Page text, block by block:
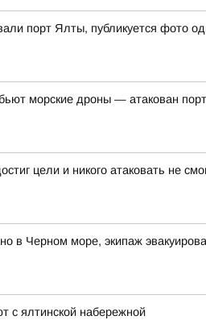
порт Ялты, публикуется фото
морские дроны — атакован
цели и никого атаковать не
в Черном море, экипаж
с ялтинской набережной